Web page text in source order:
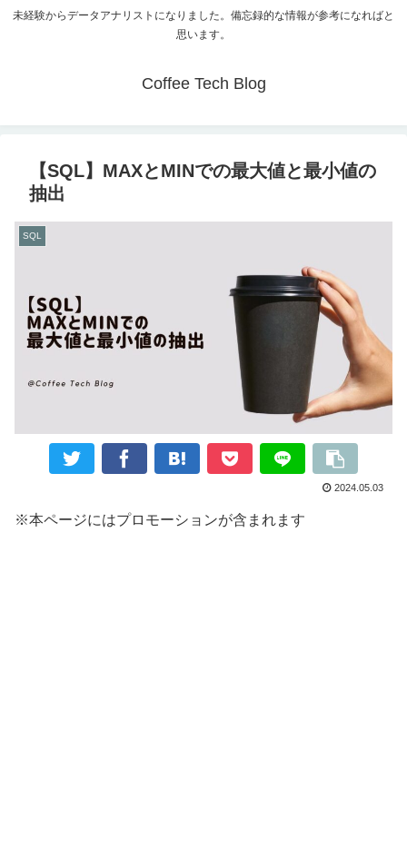
未経験からデータアナリストになりました。備忘録的な情報が参考になればと
思います。
Coffee Tech Blog
【SQL】MAXとMINでの最大値と最小値の
抽出
SQL
2024.05.03
※本ページにはプロモーションが含まれます